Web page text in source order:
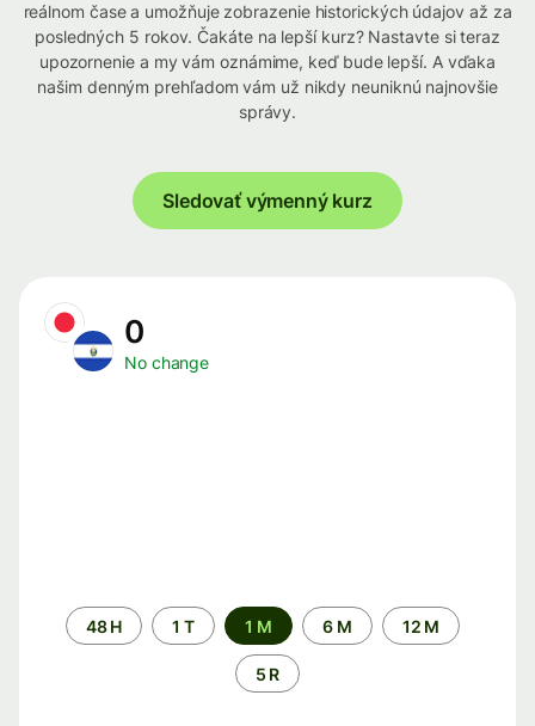
reálnom čase a umožňuje zobrazenie historických údajov až za
posledných 5 rokov. Čakáte na lepší kurz? Nastavte si teraz
upozornenie a my vám oznámime, keď bude lepší. A vďaka
našim denným prehľadom vám už nikdy neuniknú najnovšie
správy.
Sledovať výmenný kurz
0
No change
Time
period
48 H 1 T 1 M 6 M 12 M
5 R